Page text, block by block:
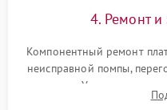
4. Ремонт и
Компонентный ремонт
неисправной помпы,
жерновов. Установка
ring) и тефлоновых